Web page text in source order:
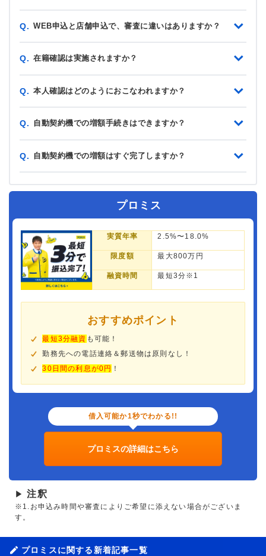
Q. WEB申込と店舗申込で、審査に違いはありますか？
Q. 在籍確認は実施されますか？
Q. 本人確認はどのようにおこなわれますか？
Q. 自動契約機での増額手続きはできますか？
Q. 自動契約機での増額はすぐ完了しますか？
プロミス
実質年率 2.5%〜18.0%
限度額 最大800万円
融資時間 最短3分※1
おすすめポイント
最短3分融資 も可能！
勤務先への電話連絡＆郵送物は原則なし！
30日間の利息が0円 ！
借入可能か1秒でわかる!!
プロミスの詳細はこちら
▶ 注釈
※1.お申込み時間や審査によりご希望に添えない場合がございま
す。
プロミスに関する新着記事一覧